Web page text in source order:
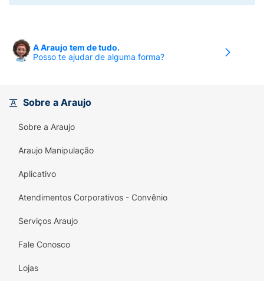
Ideal para lancheiras, passeios ou qualquer
momento do dia, ele traz um toque especial
com ingredientes selecionados para garantir
um snack saudável e nutritivo. Seu pequeno
vai adorar!
A linha Kids doce já é um sucesso. Agora a
salgadinho.
Finho, crocante, muuuito saboroso, saudável
e divertido.
A Araujo tem de tudo.
Posso te ajudar de alguma forma?
Sobre a Araujo
Sobre a Araujo
Araujo Manipulação
Aplicativo
Atendimentos Corporativos - Convênio
Serviços Araujo
Fale Conosco
Lojas